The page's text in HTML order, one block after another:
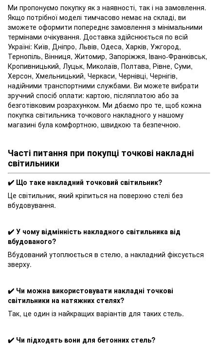
Ми пропонуємо покупку як з наявності, так і на замовлення.
Якщо потрібної моделі тимчасово немає на складі, ви
зможете оформити попереднє замовлення з мінімальними
термінами очікування. Доставка здійснюється по всій
Україні: Київ, Дніпро, Львів, Одеса, Харків, Ужгород,
Тернопіль, Вінниця, Житомир, Запоріжжя, Івано-Франківськ,
Кропивницький, Луцьк, Миколаїв, Полтава, Рівне, Суми,
Херсон, Хмельницький, Черкаси, Чернівці, Чернігів,
надійними транспортними службами. Ви можете вибрати
зручний спосіб оплати: картою, післяплатою або за
безготівковим розрахунком. Ми дбаємо про те, щоб кожна
покупка світильника точкового накладного у нашому
магазині була комфортною, швидкою та безпечною.
Часті питання при покупці точкові накладні
світильники
✔️ Що таке накладний точковий світильник?
Це світильник, який кріпиться на поверхню стелі без
вбудовування.
✔️ У чому відмінність накладного світильника від
вбудованого?
Вбудований утоплюється в стелю, а накладний фіксується
зверху.
✔️ Чи можна використовувати накладні точкові
світильники на натяжних стелях?
Так, це один із найкращих варіантів для таких стель.
✔️ Чи підходять вони для бетонних стель?